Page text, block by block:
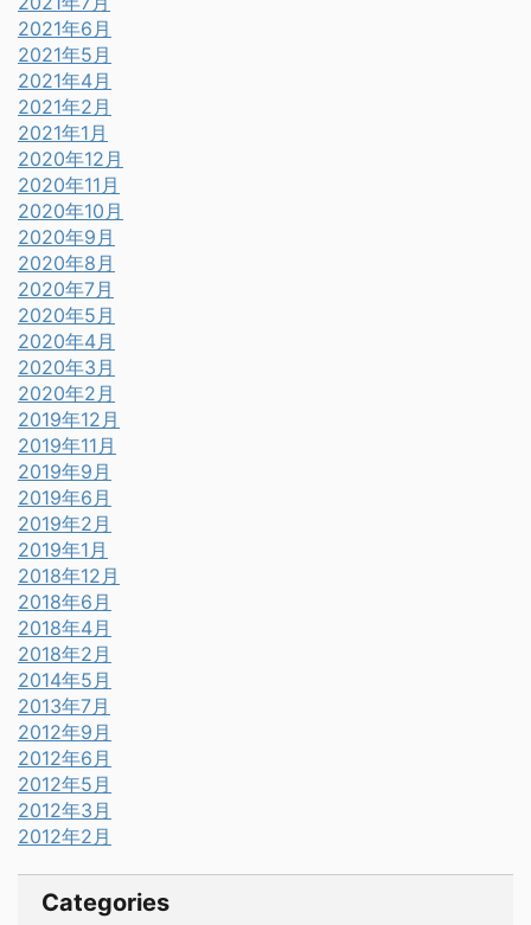
2021年6月
2021年5月
2021年4月
2021年2月
2021年1月
2020年12月
2020年11月
2020年10月
2020年9月
2020年8月
2020年7月
2020年5月
2020年4月
2020年3月
2020年2月
2019年12月
2019年11月
2019年9月
2019年6月
2019年2月
2019年1月
2018年12月
2018年6月
2018年4月
2018年2月
2014年5月
2013年7月
2012年9月
2012年6月
2012年5月
2012年3月
2012年2月
Categories